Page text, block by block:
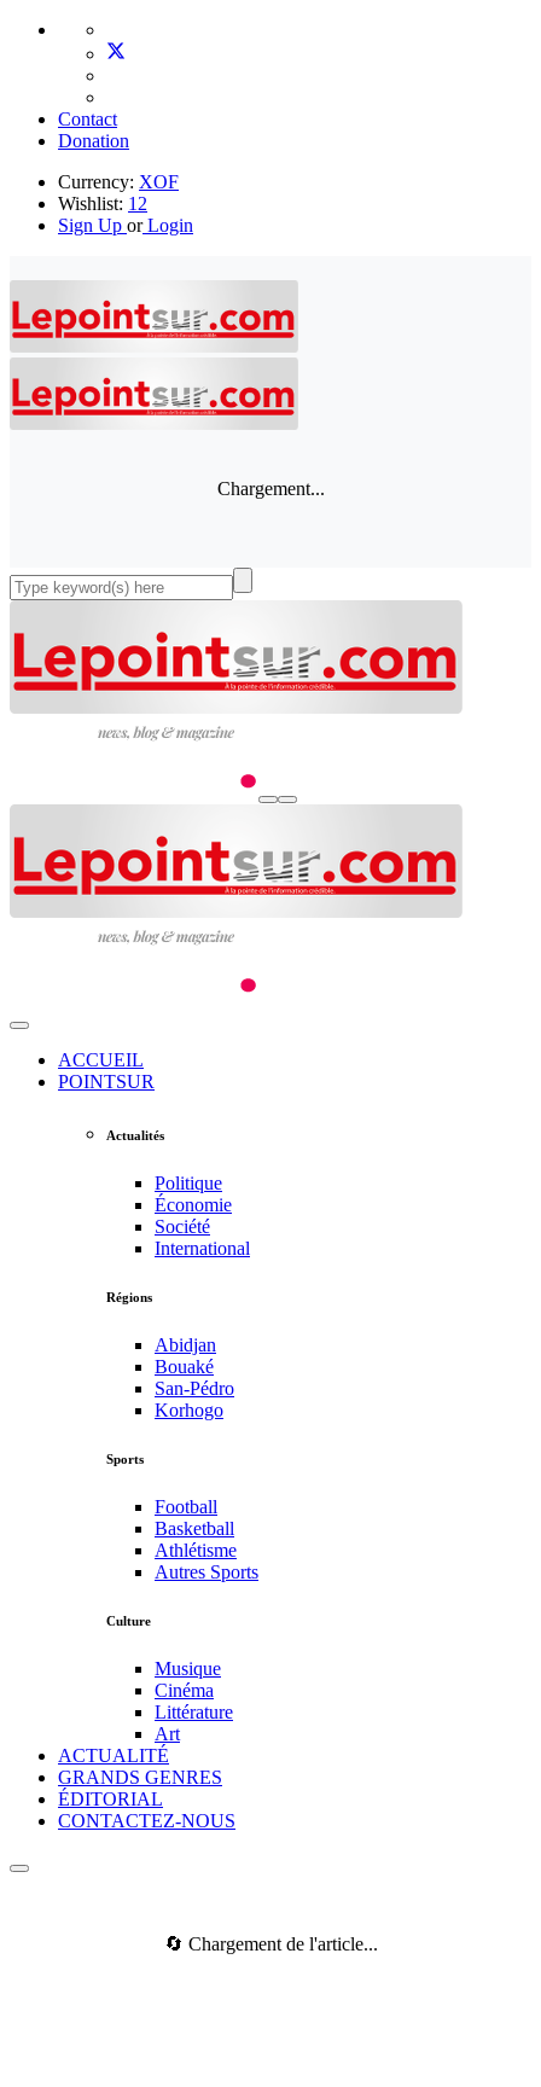
Contact
Donation
Currency: XOF
Wishlist: 12
Sign Up orLogin
Chargement...
ACCUEIL
POINTSUR
Actualités
Politique
Économie
Société
International
Régions
Abidjan
Bouaké
San-Pédro
Korhogo
Sports
Football
Basketball
Athlétisme
Autres Sports
Culture
Musique
Cinéma
Littérature
Art
ACTUALITÉ
GRANDS GENRES
ÉDITORIAL
CONTACTEZ-NOUS
🔄 Chargement de l'article...